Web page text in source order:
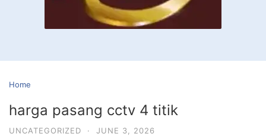
Home
harga pasang cctv 4 titik
UNCATEGORIZED · JUNE 3, 2026